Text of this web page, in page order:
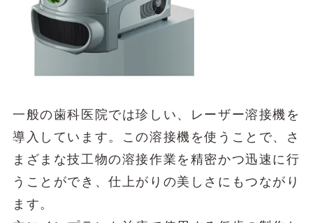
一般の歯科医院では珍しい、レーザー溶接機を
導入しています。この溶接機を使うことで、さ
まざまな技工物の溶接作業を精密かつ迅速に行
うことができ、仕上がりの美しさにもつながり
ます。